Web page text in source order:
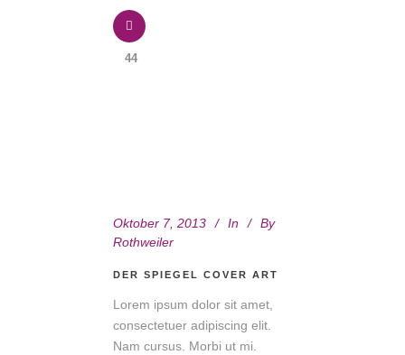
44
Oktober 7, 2013 In
By
Rothweiler
DER SPIEGEL COVER ART
Lorem ipsum dolor sit amet,
consectetuer adipiscing elit.
Nam cursus. Morbi ut mi.